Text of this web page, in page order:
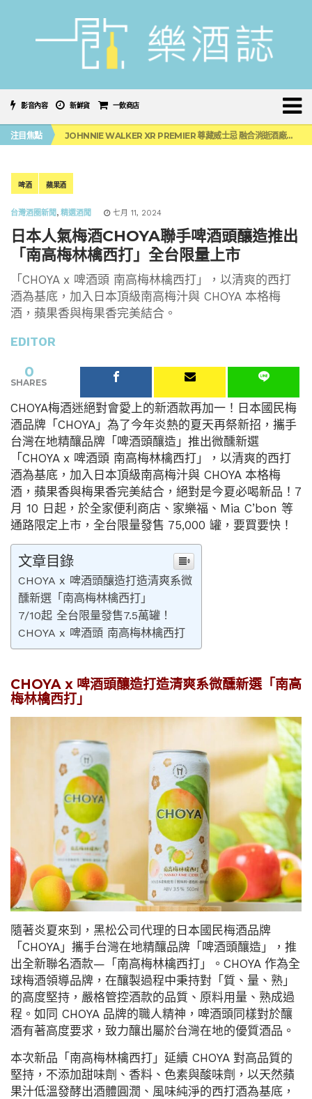
影音內容 新鮮貨 一飲商店
注目焦點
金賓好友派偉俊首唱新曲！「JIM 嗨開局 開罐就行」限定音樂派對正式登場！
JOHNNIE WALKER XR PREMIER 尊藏威士忌 融合消逝酒廠全球獨家上市
慕赫14年單一麥芽威士忌 全新酒液升級登場
啤酒 蘋果酒
台灣酒圈新聞, 精選酒聞 七月 11, 2024
日本人氣梅酒CHOYA聯手啤酒頭釀造推出
「南高梅林檎西打」全台限量上市
「CHOYA x 啤酒頭 南高梅林檎西打」，以清爽的西打
酒為基底，加入日本頂級南高梅汁與 CHOYA 本格梅
酒，蘋果香與梅果香完美結合。
EDITOR
0
SHARES
CHOYA梅酒迷絕對會愛上的新酒款再加一！日本國民梅
酒品牌「CHOYA」為了今年炎熱的夏天再祭新招，攜手
台灣在地精釀品牌「啤酒頭釀造」推出微醺新選
「CHOYA x 啤酒頭 南高梅林檎西打」，以清爽的西打
酒為基底，加入日本頂級南高梅汁與 CHOYA 本格梅
酒，蘋果香與梅果香完美結合，絕對是今夏必喝新品！7
月 10 日起，於全家便利商店、家樂福、Mia C’bon 等
通路限定上市，全台限量發售 75,000 罐，要買要快！
文章目錄
CHOYA x 啤酒頭釀造打造清爽系微
醺新選「南高梅林檎西打」
7/10起 全台限量發售7.5萬罐！
CHOYA x 啤酒頭 南高梅林檎西打
CHOYA x 啤酒頭釀造打造清爽系微醺新選「南高
梅林檎西打」
隨著炎夏來到，黑松公司代理的日本國民梅酒品牌
「CHOYA」攜手台灣在地精釀品牌「啤酒頭釀造」，推
出全新聯名酒款—「南高梅林檎西打」。CHOYA 作為全
球梅酒領導品牌，在釀製過程中秉持對「質、量、熟」
的高度堅持，嚴格管控酒款的品質、原料用量、熟成過
程。如同 CHOYA 品牌的職人精神，啤酒頭同樣對於釀
酒有著高度要求，致力釀出屬於台灣在地的優質酒品。
本次新品「南高梅林檎西打」延續 CHOYA 對高品質的
堅持，不添加甜味劑、香料、色素與酸味劑，以天然蘋
果汁低溫發酵出酒體圓潤、風味純淨的西打酒為基底，